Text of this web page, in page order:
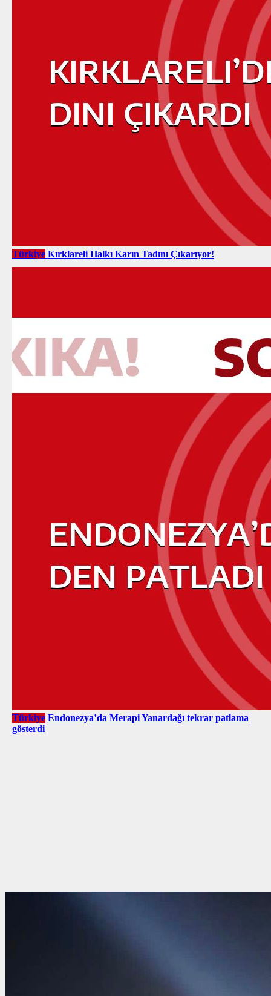
Türkiye Kırklareli Halkı Karın Tadını Çıkarıyor!
Türkiye Endonezya’da Merapi Yanardağı tekrar patlama
gösterdi